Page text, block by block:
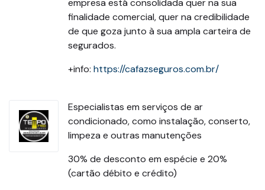
empresa está consolidada quer na sua
finalidade comercial, quer na credibilidade
de que goza junto à sua ampla carteira de
segurados.
+info: https://cafazseguros.com.br/
Especialistas em serviços de ar
condicionado, como instalação, conserto,
limpeza e outras manutenções
30% de desconto em espécie e 20%
(cartão débito e crédito)